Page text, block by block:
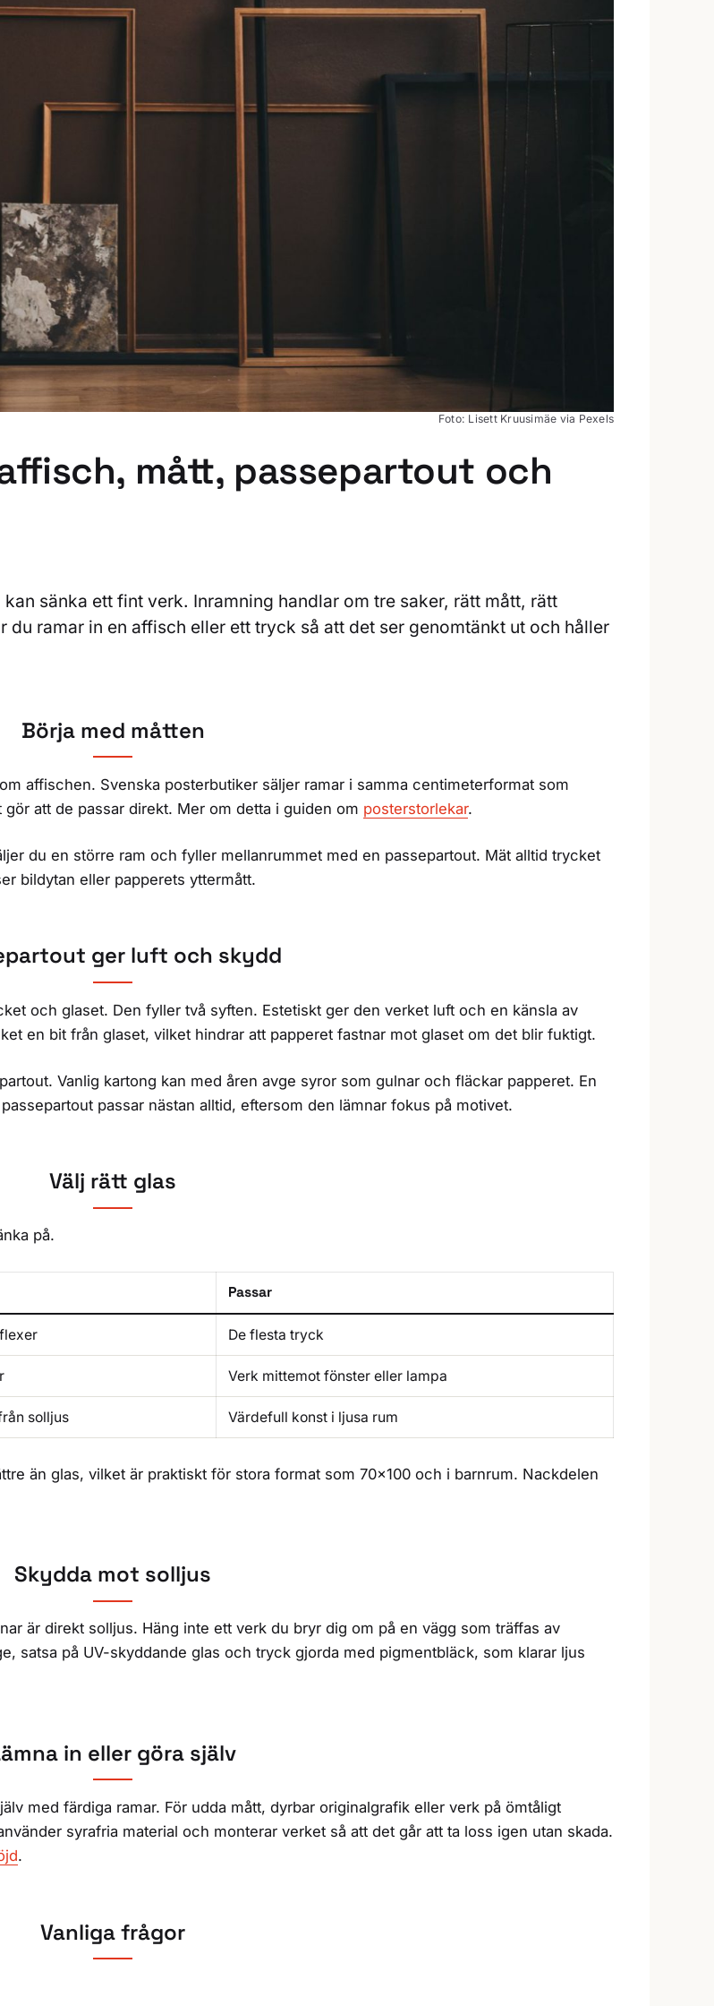
Foto: Lisett Kruusimäe via Pexels
mått, passepartout och
sänka ett fint verk. Inramning handlar om tre saker, rätt mått, rätt
ramar in en affisch eller ett tryck så att det ser genomtänkt ut och håller
Börja med måtten
affischen. Svenska posterbutiker säljer ramar i samma centimeterformat som
att de passar direkt. Mer om detta i guiden om posterstorlekar.
du en större ram och fyller mellanrummet med en passepartout. Mät alltid trycket
bildytan eller papperets yttermått.
ger luft och skydd
och glaset. Den fyller två syften. Estetiskt ger den verket luft och en känsla av
en bit från glaset, vilket hindrar att papperet fastnar mot glaset om det blir fuktigt.
Vanlig kartong kan med åren avge syror som gulnar och fläckar papperet. En
passar nästan alltid, eftersom den lämnar fokus på motivet.
Välj rätt glas
på.
Passar
De flesta tryck
Verk mittemot fönster eller lampa
solljus Värdefull konst i ljusa rum
än glas, vilket är praktiskt för stora format som 70×100 och i barnrum. Nackdelen
Skydda mot solljus
är direkt solljus. Häng inte ett verk du bryr dig om på en vägg som träffas av
satsa på UV-skyddande glas och tryck gjorda med pigmentbläck, som klarar ljus
in eller göra själv
med färdiga ramar. För udda mått, dyrbar originalgrafik eller verk på ömtåligt
syrafria material och monterar verket så att det går att ta loss igen utan skada.
.
Vanliga frågor